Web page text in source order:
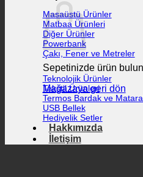
Sepetinizde ürün
Mağazaya geri dön
Masaüstü Ürünler
Matbaa Ürünleri
Diğer Ürünler
Powerbank
Çakı, Fener ve Metreler
Teknolojik Ürünler
Tekstil Ürünleri
Termos Bardak ve
USB Bellek
Hediyelik Setler
Hakkımızda
İletişim